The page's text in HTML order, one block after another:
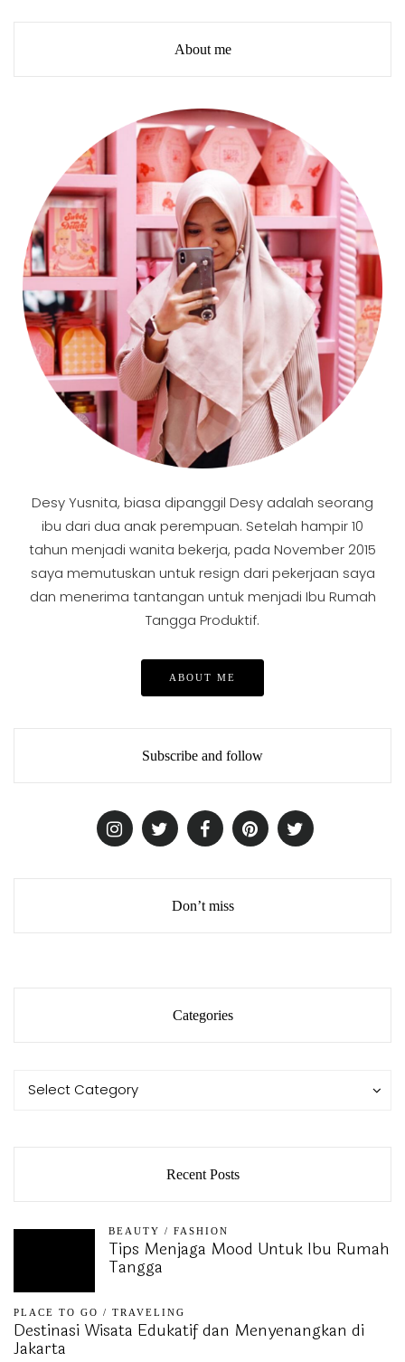
About me
Desy Yusnita, biasa dipanggil Desy adalah seorang
ibu dari dua anak perempuan. Setelah hampir 10
tahun menjadi wanita bekerja, pada November 2015
saya memutuskan untuk resign dari pekerjaan saya
dan menerima tantangan untuk menjadi Ibu Rumah
Tangga Produktif.
ABOUT ME
Subscribe and follow
Don’t miss
Categories
Categories
Select Category
Categories
Recent Posts
BEAUTY / FASHION
Tips Menjaga Mood Untuk Ibu Rumah
Tangga
PLACE TO GO / TRAVELING
Destinasi Wisata Edukatif dan Menyenangkan di
Jakarta